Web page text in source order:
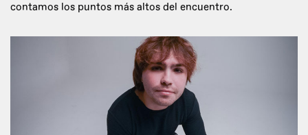
contamos los puntos más altos del encuentro.